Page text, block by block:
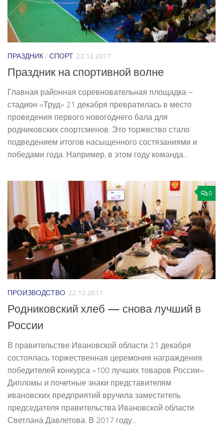
ПРАЗДНИК/ СПОРТ 22.12.2017
Праздник на спортивной волне
Главная районная соревновательная площадка –
стадион «Труд» 21 декабря превратилась в место
проведения первого новогоднего бала для
родниковских спортсменов. Это торжество стало
подведением итогов насыщенного состязаниями и
победами года. Например, в этом году команда...
0
ПРОИЗВОДСТВО 22.12.2017
Родниковский хлеб — снова лучший в
России
В правительстве Ивановской области 21 декабря
состоялась торжественная церемония награждения
победителей конкурса «100 лучших товаров России».
Дипломы и почетные знаки представителям
ивановских предприятий вручила заместитель
председателя правительства Ивановской области
Светлана Давлетова. В 2017 году...